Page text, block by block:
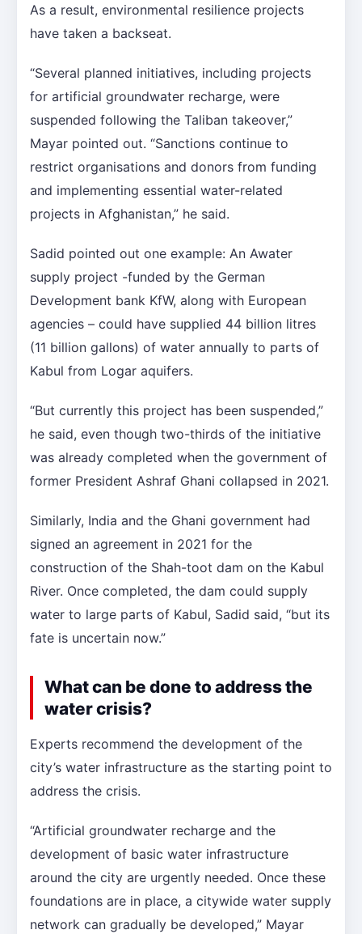
As a result, environmental resilience projects
have taken a backseat.
“Several planned initiatives, including projects
for artificial groundwater recharge, were
suspended following the Taliban takeover,”
Mayar pointed out. “Sanctions continue to
restrict organisations and donors from funding
and implementing essential water-related
projects in Afghanistan,” he said.
Sadid pointed out one example: An Awater
supply project -funded by the German
Development bank KfW, along with European
agencies – could have supplied 44 billion litres
(11 billion gallons) of water annually to parts of
Kabul from Logar aquifers.
“But currently this project has been suspended,”
he said, even though two-thirds of the initiative
was already completed when the government of
former President Ashraf Ghani collapsed in 2021.
Similarly, India and the Ghani government had
signed an agreement in 2021 for the
construction of the Shah-toot dam on the Kabul
River. Once completed, the dam could supply
water to large parts of Kabul, Sadid said, “but its
fate is uncertain now.”
What can be done to address the
water crisis?
Experts recommend the development of the
city’s water infrastructure as the starting point to
address the crisis.
“Artificial groundwater recharge and the
development of basic water infrastructure
around the city are urgently needed. Once these
foundations are in place, a citywide water supply
network can gradually be developed,” Mayar